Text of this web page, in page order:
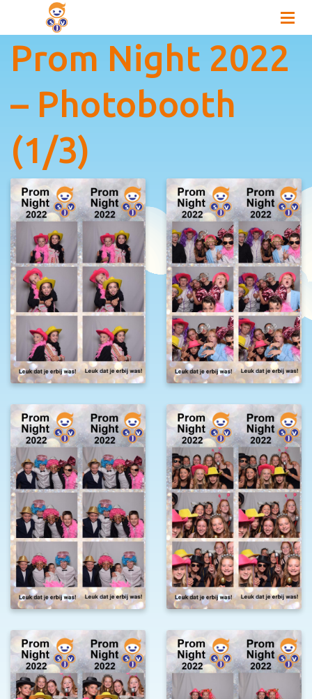
Prom Night 2022
– Photobooth
(1/3)